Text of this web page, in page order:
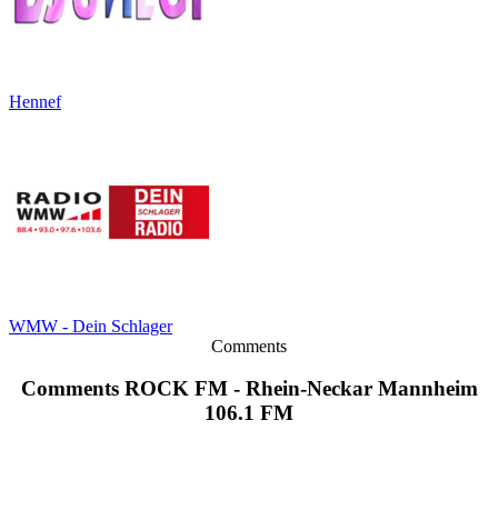
Hennef
WMW - Dein Schlager
Comments
Comments ROCK FM - Rhein-Neckar Mannheim
106.1 FM